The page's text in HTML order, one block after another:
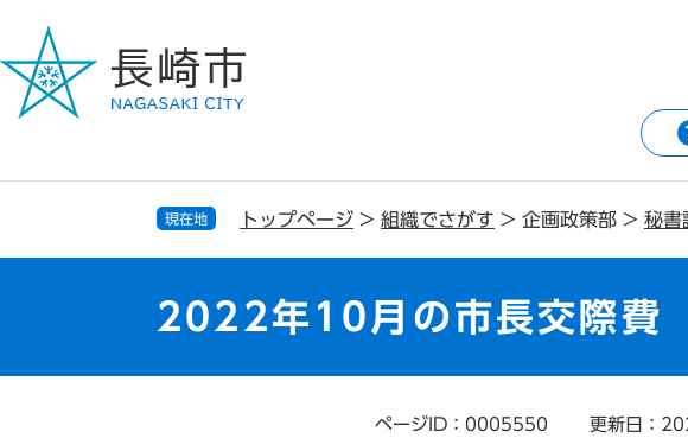
ジ
で
ュ
ば
現在地 トップページ > 組織でさがす > 企画政策部 > 秘書
2022年10月の市長交際費
ページID：0005550 更新日：